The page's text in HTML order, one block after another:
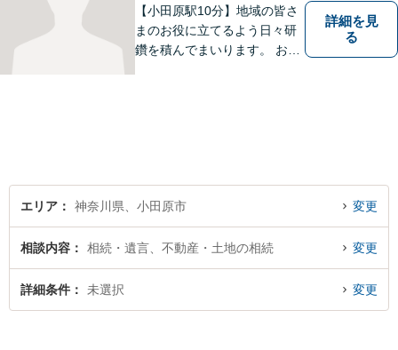
ください。
【小田原駅10分】地域の皆さ
まのお役に立てるよう日々研
鑽を積んでまいります。 お気
詳細を見
る
エリア 神奈川県、小田原市 変更
相談内容 相続・遺言、不動産・土地の相続 変更
詳細条件 未選択 変更